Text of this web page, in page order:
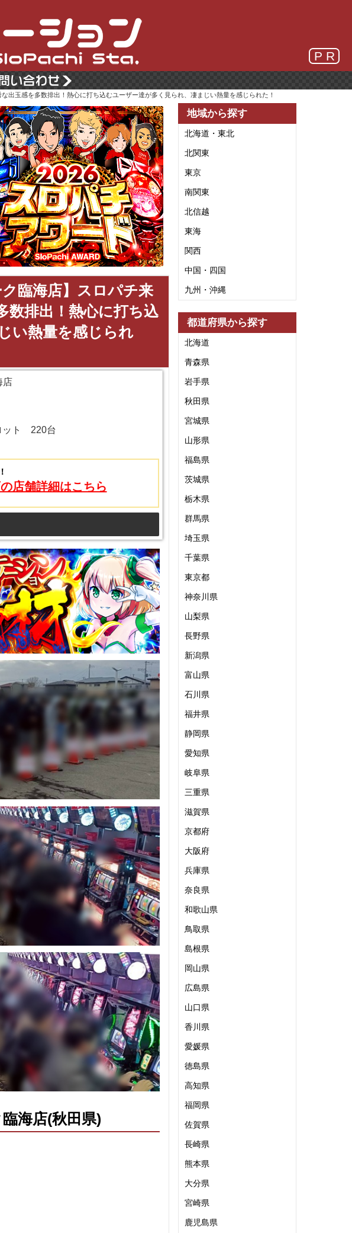
P R
玉感を多数排出！熱心に打ち込むユーザー達が多く見られ、凄まじい熱量を感じられた！
臨海店】スロパチ来
数排出！熱心に打ち込
い熱量を感じられ
店
ト 220台
店舗詳細はこちら
海店(秋田県)
地域から探す
北海道・東北
北関東
東京
南関東
北信越
東海
関西
中国・四国
九州・沖縄
都道府県から探す
北海道
青森県
岩手県
秋田県
宮城県
山形県
福島県
茨城県
栃木県
群馬県
埼玉県
千葉県
東京都
神奈川県
山梨県
長野県
新潟県
富山県
石川県
福井県
静岡県
愛知県
岐阜県
三重県
滋賀県
京都府
大阪府
兵庫県
奈良県
和歌山県
鳥取県
島根県
岡山県
広島県
山口県
香川県
愛媛県
徳島県
高知県
福岡県
佐賀県
長崎県
熊本県
大分県
宮崎県
鹿児島県